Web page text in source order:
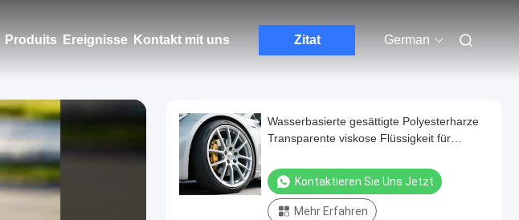
Produits Ereignisse Kontakt mit uns Zitat German
Wasserbasierte gesättigte Polyesterharze
Transparente viskose Flüssigkeit für
Kontaktieren Sie Uns Jetzt
Mehr Erfahren